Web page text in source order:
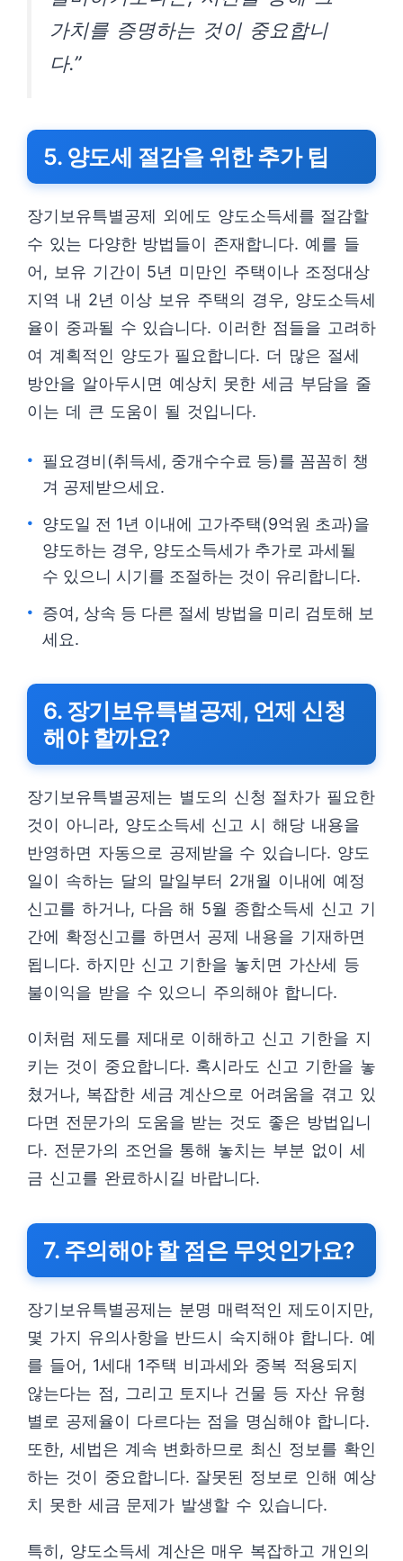
가치를 증명하는 것이 중요합니
다.”
5. 양도세 절감을 위한 추가 팁
장기보유특별공제 외에도 양도소득세를 절감할
수 있는 다양한 방법들이 존재합니다. 예를 들
어, 보유 기간이 5년 미만인 주택이나 조정대상
지역 내 2년 이상 보유 주택의 경우, 양도소득세
율이 중과될 수 있습니다. 이러한 점들을 고려하
여 계획적인 양도가 필요합니다. 더 많은 절세
방안을 알아두시면 예상치 못한 세금 부담을 줄
이는 데 큰 도움이 될 것입니다.
필요경비(취득세, 중개수수료 등)를 꼼꼼히 챙
겨 공제받으세요.
양도일 전 1년 이내에 고가주택(9억원 초과)을
양도하는 경우, 양도소득세가 추가로 과세될
수 있으니 시기를 조절하는 것이 유리합니다.
증여, 상속 등 다른 절세 방법을 미리 검토해 보
세요.
6. 장기보유특별공제, 언제 신청
해야 할까요?
장기보유특별공제는 별도의 신청 절차가 필요한
것이 아니라, 양도소득세 신고 시 해당 내용을
반영하면 자동으로 공제받을 수 있습니다. 양도
일이 속하는 달의 말일부터 2개월 이내에 예정
신고를 하거나, 다음 해 5월 종합소득세 신고 기
간에 확정신고를 하면서 공제 내용을 기재하면
됩니다. 하지만 신고 기한을 놓치면 가산세 등
불이익을 받을 수 있으니 주의해야 합니다.
이처럼 제도를 제대로 이해하고 신고 기한을 지
키는 것이 중요합니다. 혹시라도 신고 기한을 놓
쳤거나, 복잡한 세금 계산으로 어려움을 겪고 있
다면 전문가의 도움을 받는 것도 좋은 방법입니
다. 전문가의 조언을 통해 놓치는 부분 없이 세
금 신고를 완료하시길 바랍니다.
7. 주의해야 할 점은 무엇인가요?
장기보유특별공제는 분명 매력적인 제도이지만,
몇 가지 유의사항을 반드시 숙지해야 합니다. 예
를 들어, 1세대 1주택 비과세와 중복 적용되지
않는다는 점, 그리고 토지나 건물 등 자산 유형
별로 공제율이 다르다는 점을 명심해야 합니다.
또한, 세법은 계속 변화하므로 최신 정보를 확인
하는 것이 중요합니다. 잘못된 정보로 인해 예상
치 못한 세금 문제가 발생할 수 있습니다.
특히, 양도소득세 계산은 매우 복잡하고 개인의